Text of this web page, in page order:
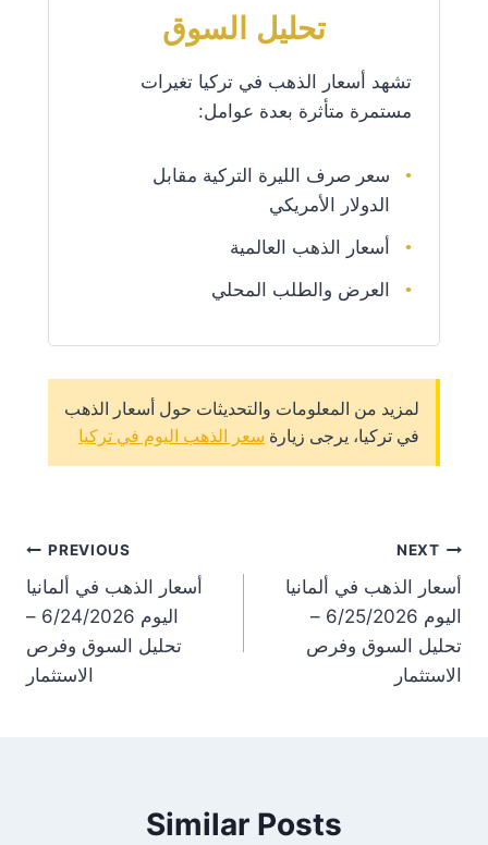
تحليل السوق
تشهد أسعار الذهب في تركيا تغيرات
مستمرة متأثرة بعدة عوامل:
سعر صرف الليرة التركية مقابل
الدولار الأمريكي
أسعار الذهب العالمية
العرض والطلب المحلي
لمزيد من المعلومات والتحديثات حول أسعار الذهب
في تركيا، يرجى زيارة سعر الذهب اليوم في تركيا
PREVIOUS
أسعار الذهب في ألمانيا
اليوم 6/24/2026 –
تحليل السوق وفرص
الاستثمار
NEXT
أسعار الذهب في ألمانيا
اليوم 6/25/2026 –
تحليل السوق وفرص
الاستثمار
Similar Posts